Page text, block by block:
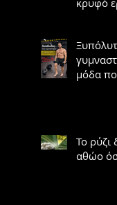
κρυφό
μόδα
Το ρύζι
αθώο